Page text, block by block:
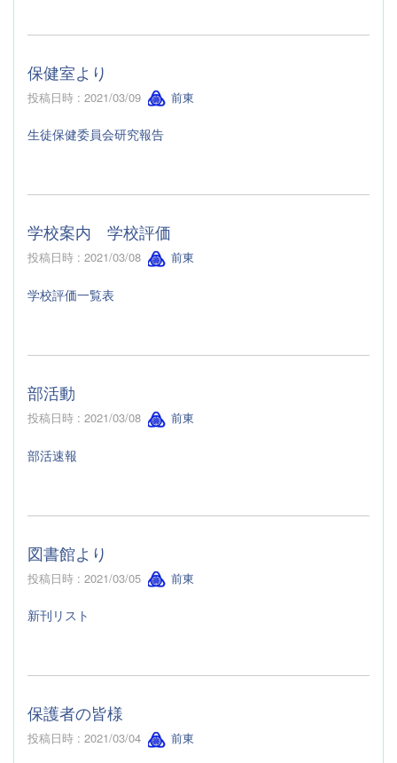
保健室より
投稿日時 : 2021/03/09 前東
生徒保健委員会研究報告
学校案内 学校評価
投稿日時 : 2021/03/08 前東
学校評価一覧表
部活動
投稿日時 : 2021/03/08 前東
部活速報
図書館より
投稿日時 : 2021/03/05 前東
新刊リスト
保護者の皆様
投稿日時 : 2021/03/04 前東